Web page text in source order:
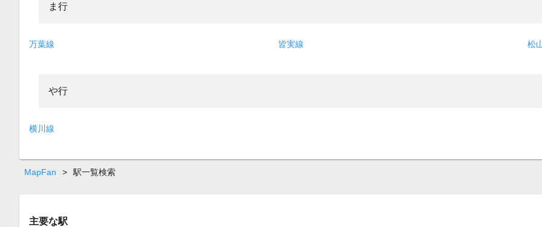
ま行
万葉線 皆実線 松
や行
横川線
MapFan > 駅一覧検索
主要な駅